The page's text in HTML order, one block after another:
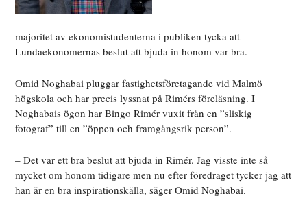
majoritet av ekonomistudenterna i publiken tycka att
Lundaekonomernas beslut att bjuda in honom var bra.
Omid Noghabai pluggar fastighetsföretagande vid Malmö
högskola och har precis lyssnat på Rimérs föreläsning. I
Noghabais ögon har Bingo Rimér vuxit från en ”sliskig
fotograf” till en ”öppen och framgångsrik person”.
– Det var ett bra beslut att bjuda in Rimér. Jag visste inte så
mycket om honom tidigare men nu efter föredraget tycker jag att
han är en bra inspirationskälla, säger Omid Noghabai.